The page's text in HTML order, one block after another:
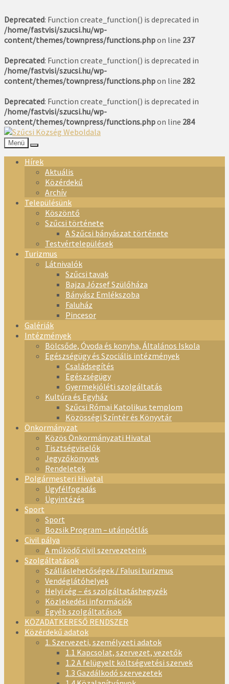
Deprecated: Function create_function() is deprecated in
/home/fastvisi/szucsi.hu/wp-
content/themes/townpress/functions.phpon line 237
Deprecated: Function create_function() is deprecated in
/home/fastvisi/szucsi.hu/wp-
content/themes/townpress/functions.phpon line 282
Deprecated: Function create_function() is deprecated in
/home/fastvisi/szucsi.hu/wp-
content/themes/townpress/functions.phpon line 284
Menü
Hírek
Aktuális
Közérdekű
Archív
Településünk
Köszöntő
Szűcsi története
A Szűcsi bányászat története
Testvértelepülések
Turizmus
Látnivalók
Szűcsi tavak
Bajza József Szülőháza
Bányász Emlékszoba
Faluház
Pincesor
Galériák
Intézmények
Bölcsőde, Óvoda és konyha, Általános Iskola
Egészségügy és Szociális intézmények
Családsegítés
Egészségügy
Gyermekjóléti szolgáltatás
Kultúra és Egyház
Szűcsi Római Katolikus templom
Közösségi Színtér és Könyvtár
Önkormányzat
Közös Önkormányzati Hivatal
Tisztségviselők
Jegyzőkönyvek
Rendeletek
Polgármesteri Hivatal
Ügyfélfogadás
Ügyintézés
Sport
Sport
Bozsik Program – utánpótlás
Civil pálya
A működő civil szervezeteink
Szolgáltatások
Szálláslehetőségek / Falusi turizmus
Vendéglátóhelyek
Helyi cég – és szolgáltatáshegyzék
Közlekedési információk
Egyéb szolgáltatások
KÖZADATKERESŐ RENDSZER
Közérdekű adatok
1. Szervezeti, személyzeti adatok
1.1 Kapcsolat, szervezet, vezetők
1.2 A felügyelt költségvetési szervek
1.3 Gazdálkodó szervezetek